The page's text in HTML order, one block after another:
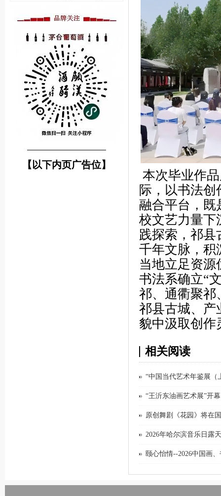
────────────────
【以下内页广告位】
本次毕业作
际，以书法
融合平台，既
校文艺力量下
践探索，祁
千年文脉，积
当地立足资
书法系确立“
祁、通衢聚祁
祁县古城、产
貌中汲取创作
相关阅读
“中国当代艺术年鉴展（
“王沂东油画艺术展”开幕
原创舞剧《花园》将在
2026年哈尔滨音乐日露
颐心怡情--2026中国画